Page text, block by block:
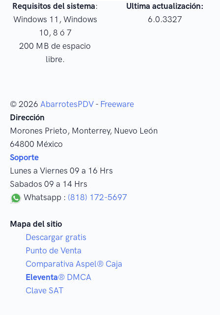
Requisitos del sistema:
Windows 11, Windows
10, 8 ó 7
200 MB de espacio
libre.
Ultima actualización:
6.0.3327
© 2026 AbarrotesPDV - Freeware
Dirección
Morones Prieto, Monterrey, Nuevo León
64800 México
Soporte
Lunes a Viernes 09 a 16 Hrs
Sabados 09 a 14 Hrs
Whatsapp : (818) 172-5697
Mapa del sitio
Descargar gratis
Punto de Venta
Comparativa Aspel® Caja
Eleventa® DMCA
Clave SAT